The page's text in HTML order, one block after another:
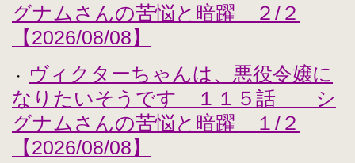
グナムさんの苦悩と暗躍 ２/２
【2026/08/08】
・
ヴィクターちゃんは、悪役令嬢に
なりたいそうです １１５話 シ
グナムさんの苦悩と暗躍 １/２
【2026/08/08】